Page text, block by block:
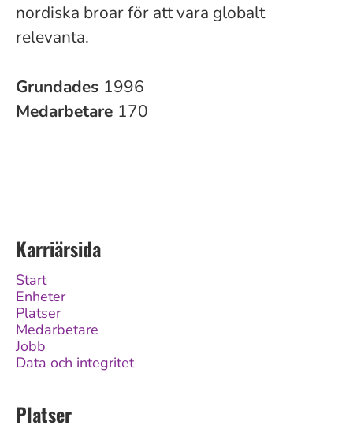
nordiska broar för att vara globalt
relevanta.
Grundades 1996
Medarbetare 170
Karriärsida
Start
Enheter
Platser
Medarbetare
Jobb
Data och integritet
Platser